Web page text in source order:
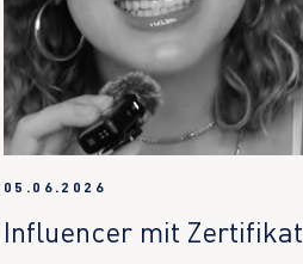
05.06.2026
Influencer mit Zertifikat